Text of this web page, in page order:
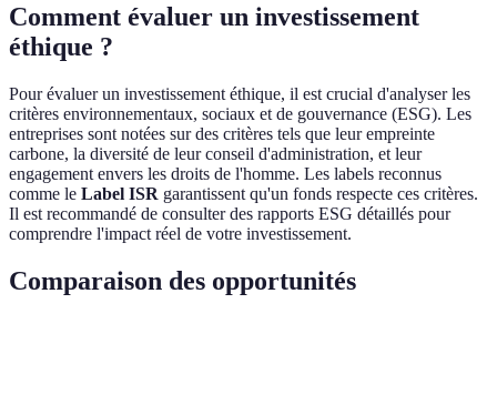
Comment évaluer un investissement
éthique ?
Pour évaluer un investissement éthique, il est crucial d'analyser les
critères environnementaux, sociaux et de gouvernance (ESG). Les
entreprises sont notées sur des critères tels que leur empreinte
carbone, la diversité de leur conseil d'administration, et leur
engagement envers les droits de l'homme. Les labels reconnus
comme le Label ISR garantissent qu'un fonds respecte ces critères.
Il est recommandé de consulter des rapports ESG détaillés pour
comprendre l'impact réel de votre investissement.
Comparaison des opportunités